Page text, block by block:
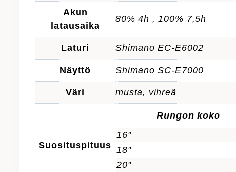
Akun
latausaika
80% 4h , 100% 7,5h
Laturi Shimano EC-E6002
Näyttö Shimano SC-E7000
Väri musta, vihreä
Suosituspituus
Rungon koko
16″
18″
20″